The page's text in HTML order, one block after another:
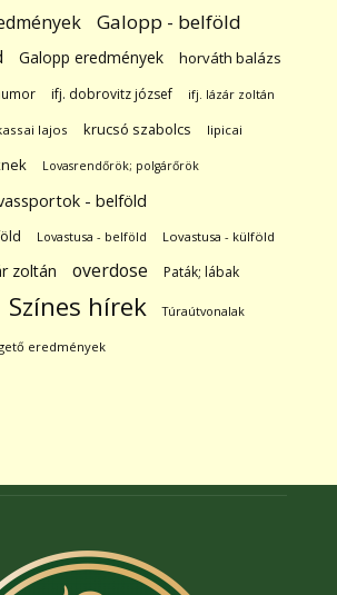
Galopp - belföld
Galopp eredmények horváth balázs
ifj. dobrovitz józsef ifj. lázár zoltán
lajos krucsó szabolcs lipicai
Lovasrendőrök; polgárőrök
- belföld
Lovastusa - belföld Lovastusa - külföld
zoltán overdose Paták; lábak
Színes hírek Túraútvonalak
eredmények